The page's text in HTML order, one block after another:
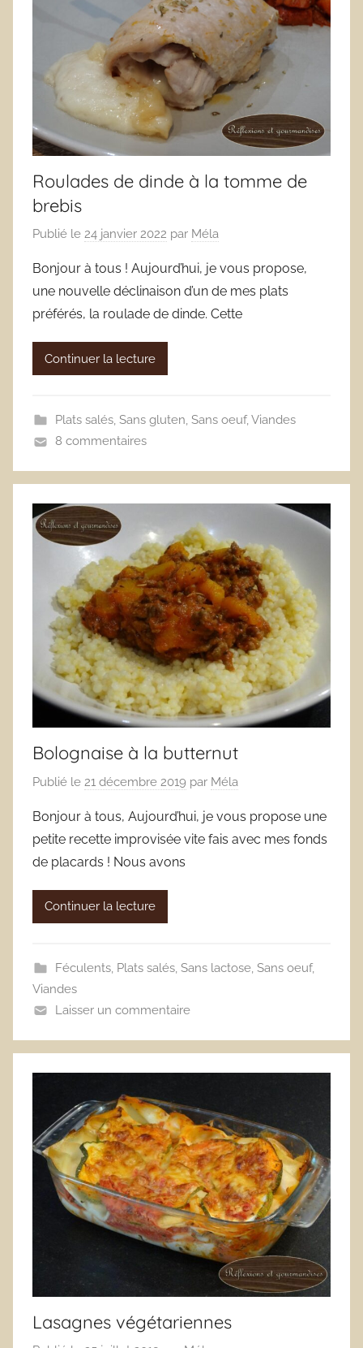
Roulades de dinde à la tomme de
brebis
Publié le 24 janvier 2022 par Méla
Bonjour à tous ! Aujourd’hui, je vous propose,
une nouvelle déclinaison d’un de mes plats
préférés, la roulade de dinde. Cette
Continuer la lecture
Plats salés, Sans gluten, Sans oeuf,Viandes
8 commentaires
Bolognaise à la butternut
Publié le 21 décembre 2019 par Méla
Bonjour à tous, Aujourd’hui, je vous propose une
petite recette improvisée vite fais avec mes fonds
de placards ! Nous avons
Continuer la lecture
Féculents, Plats salés, Sans lactose, Sans oeuf,
Viandes
Laisser un commentaire
Lasagnes végétariennes